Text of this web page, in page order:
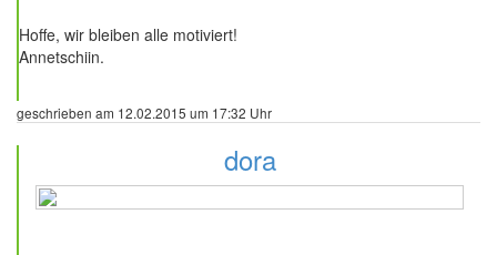
Hoffe, wir bleiben alle motiviert!
Annetschiin.
geschrieben am 12.02.2015 um 17:32 Uhr
dora